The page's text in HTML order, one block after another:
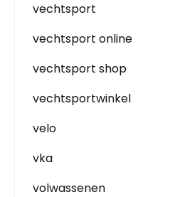
vechtsport
vechtsport online
vechtsport shop
vechtsportwinkel
velo
vka
volwassenen